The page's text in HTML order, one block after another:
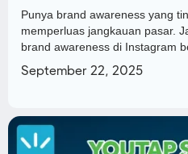
Punya brand awareness yang
memperluas jangkauan pasar.
brand awareness di Instagram
September 22, 2025